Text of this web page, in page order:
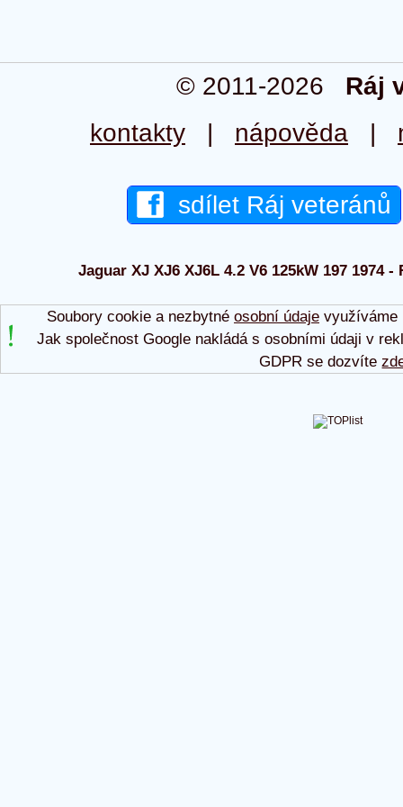
© 2011-2026 Ráj
kontakty | nápověda |
sdílet Ráj veteránů
Jaguar XJ XJ6 XJ6L 4.2 V6 125kW 197 1974
Soubory cookie a nezbytné osobní údajevyužíváme
Jak společnost Google nakládá s osobními údaji v
GDPR se dozvíte